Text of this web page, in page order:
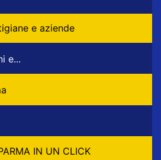
e aziende
e...
IN UN CLICK